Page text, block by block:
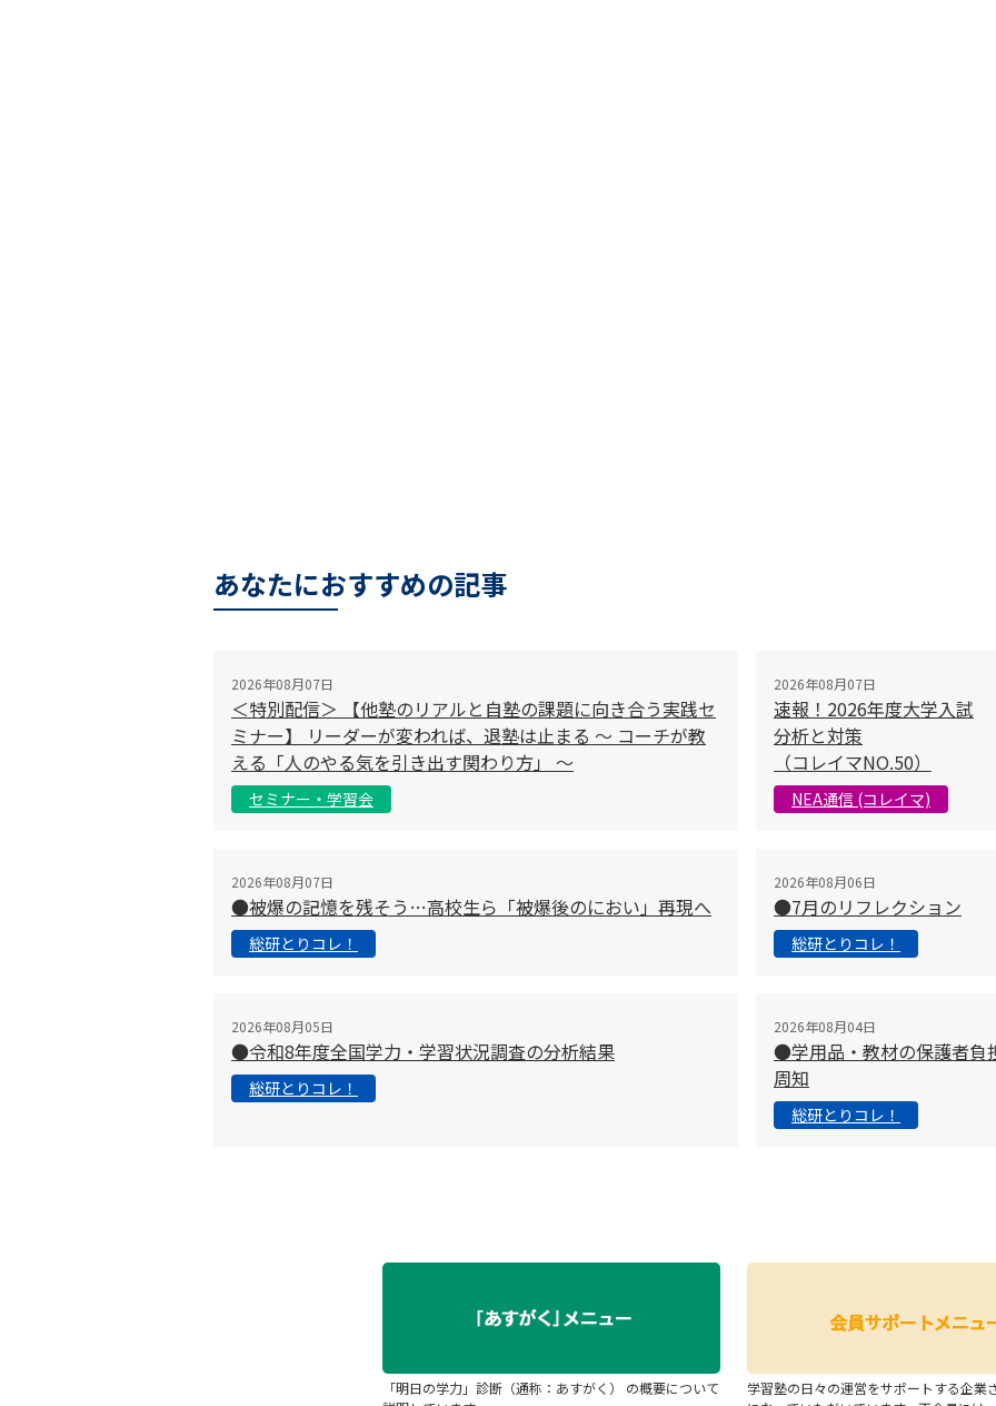
あなたにおすすめの記事
2026年08月07日
＜特別配信＞ 【他塾のリアルと自塾の課題に向き合う実践セ
ミナー】 リーダーが変われば、退塾は止まる 〜 コーチが教
える「人のやる気を引き出す関わり方」 〜
セミナー・学習会
2026年08月07日
速報！2026年度大学入試
分析と対策
（コレイマNO.50）
NEA通信 (コレイマ)
2026年08月07日
●被爆の記憶を残そう…高校生ら「被爆後のにおい」再現へ
総研とりコレ！
2026年08月06日
●7月のリフレクション
総研とりコレ！
2026年08月05日
●令和8年度全国学力・学習状況調査の分析結果
総研とりコレ！
2026年08月04日
●学用品・教材の保護者負
周知
総研とりコレ！
「明日の学力」診断（通称：あすがく） の概要について
学習塾の日々の運営をサポートする企業